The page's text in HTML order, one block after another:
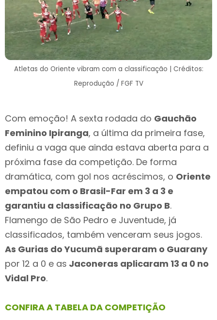
Atletas do Oriente vibram com a classificação | Créditos:
Reprodução / FGF TV
Com emoção! A sexta rodada do Gauchão
Feminino Ipiranga, a última da primeira fase,
definiu a vaga que ainda estava aberta para a
próxima fase da competição. De forma
dramática, com gol nos acréscimos, o Oriente
empatou com o Brasil-Far em 3 a 3 e
garantiu a classificação no Grupo B.
Flamengo de São Pedro e Juventude, já
classificados, também venceram seus jogos.
As Gurias do Yucumã superaram o Guarany
por 12 a 0 e as Jaconeras aplicaram 13 a 0 no
Vidal Pro.
CONFIRA A TABELA DA COMPETIÇÃO